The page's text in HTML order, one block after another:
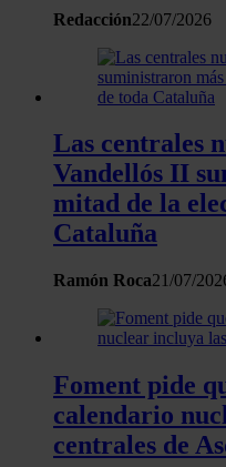
contenido y los
analizar el tráfico.
uso que haga del sitio
sociales, publicidad y
con otra información
recopilado a partir del
Redacción22/07/2026
Las centrales
Vandellós II
mitad de la
Cataluña
Ramón Roca21/07/
Foment pide
calendario
centrales de